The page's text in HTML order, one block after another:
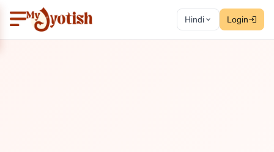
Hindi Login